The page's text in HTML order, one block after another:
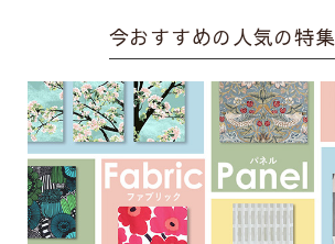
今おすすめの人気の特集